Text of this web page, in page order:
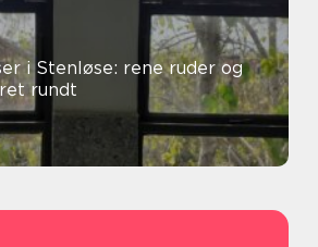
i Stenløse: rene ruder og
rundt